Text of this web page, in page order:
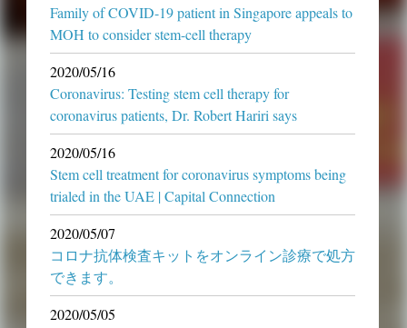
Family of COVID-19 patient in Singapore appeals to
MOH to consider stem-cell therapy
2020/05/16
Coronavirus: Testing stem cell therapy for
coronavirus patients, Dr. Robert Hariri says
2020/05/16
Stem cell treatment for coronavirus symptoms being
trialed in the UAE | Capital Connection
2020/05/07
コロナ抗体検査キットをオンライン診療で処方
できます。
2020/05/05